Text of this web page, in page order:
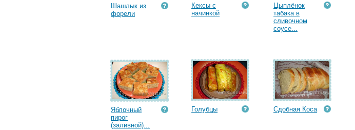
Шашлык из
форели
Кексы с
начинкой
Цыплёнок
табака в
сливочном
соусе...
Яблочный
пирог
(заливной)...
Голубцы Сдобная Коса